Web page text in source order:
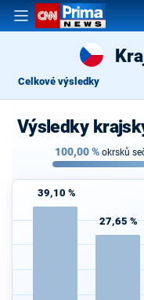
Celkové výsledky
Výsledky
100,00% okrsků
39,10 %
27,65 %